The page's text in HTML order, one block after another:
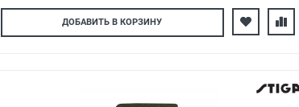
ДОБАВИТЬ В КОРЗИНУ